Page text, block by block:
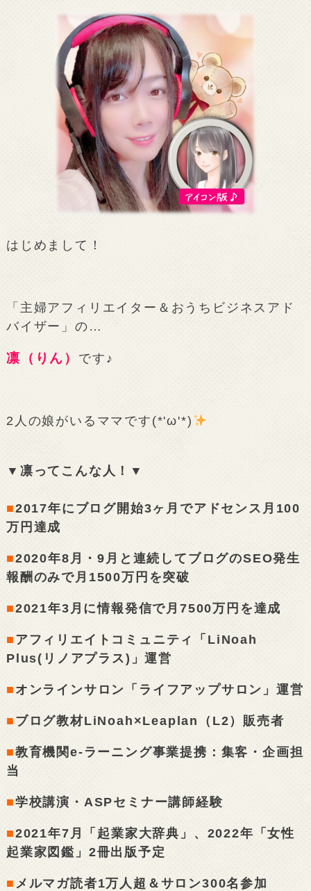
はじめまして！
「主婦アフィリエイター＆おうちビジネスアド
バイザー」の…
凛（りん） です♪
2人の娘がいるママです(*'ω'*)
▼凛ってこんな人！▼
■2017年にブログ開始3ヶ月でアドセンス月100
万円達成
■2020年8月・9月と連続してブログのSEO発生
報酬のみで月1500万円を突破
■2021年3月に情報発信で月7500万円を達成
■ アフィリエイトコミュニティ「LiNoah
Plus(リノアプラス)」運営
■ オンラインサロン「ライフアップサロン」運営
■ ブログ教材LiNoah×Leaplan（L2）販売者
■教育機関e-ラーニング事業提携：集客・企画担
当
■学校講演・ASPセミナー講師経験
■2021年7月「起業家大辞典」、2022年「女性
起業家図鑑」2冊出版予定
■ メルマガ読者1万人超＆サロン300名参加